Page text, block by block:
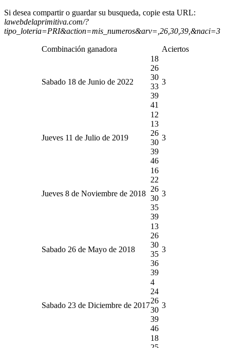
Si desea compartir o guardar su busqueda, copie esta URL:
lawebdelaprimitiva.com/?
tipo_loteria=PRI&action=mis_numeros&arv=,26,30,39,&naci=3
Combinación ganadora Aciertos
Sabado 18 de Junio de 2022
18
26
30
33
39
41
3
Jueves 11 de Julio de 2019
12
13
26
30
39
46
3
Jueves 8 de Noviembre de 2018
16
22
26
30
35
39
3
Sabado 26 de Mayo de 2018
13
26
30
35
36
39
3
Sabado 23 de Diciembre de 2017
4
24
26
30
39
46
3
18